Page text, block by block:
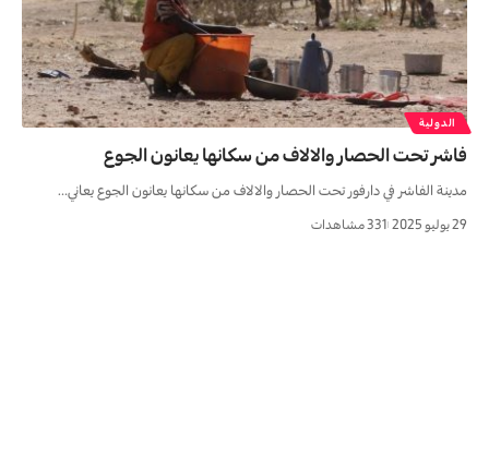
الدولية
فاشر تحت الحصار والالاف من سكانها يعانون الجوع
مدينة الفاشر في دارفور تحت الحصار والالاف من سكانها يعانون الجوع يعاني…
29 يوليو 2025 331 مشاهدات